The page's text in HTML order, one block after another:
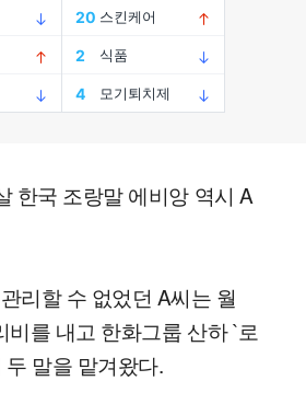
한국 조랑말 에비앙 역시 A
리할 수 없었던 A씨는 월
를 내고 한화그룹 산하 `로
말을 맡겨왔다.